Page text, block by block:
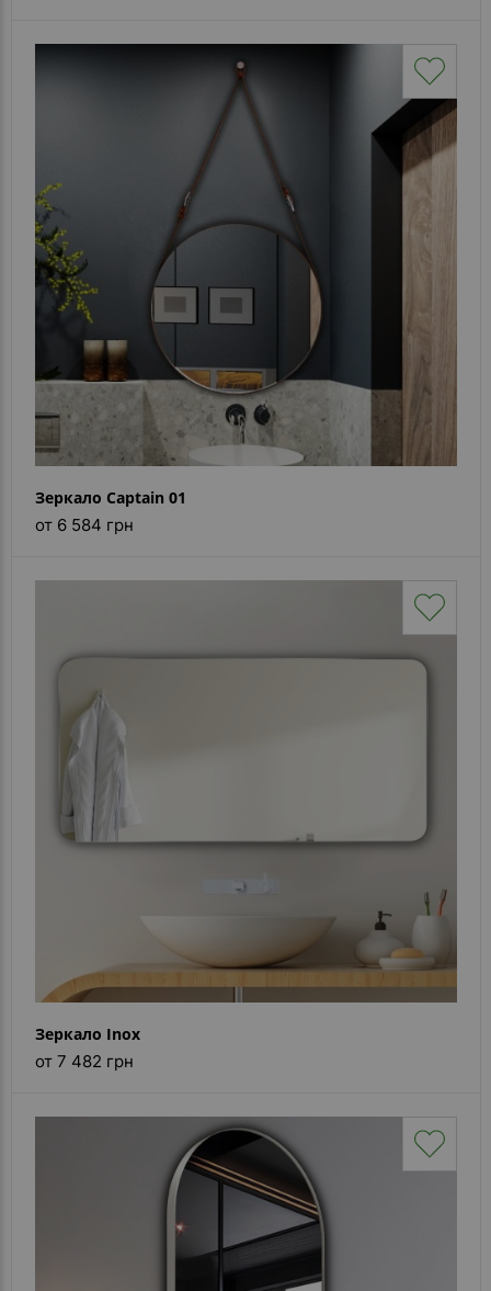
Зеркало Captain 01
от 6 584 грн
Зеркало Inox
от 7 482 грн